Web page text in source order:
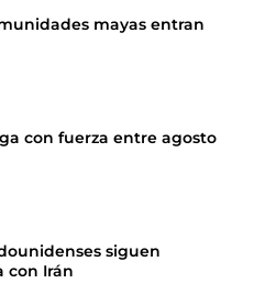
mayas entran
con fuerza entre agosto
siguen
con Irán